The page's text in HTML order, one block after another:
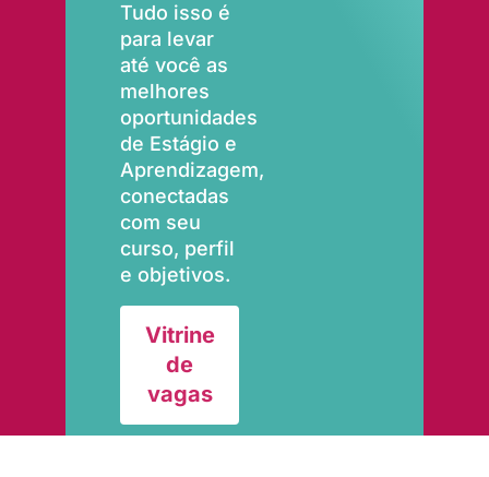
Tudo isso é
para levar
até você as
melhores
oportunidades
de Estágio e
Aprendizagem,
conectadas
com seu
curso, perfil
e objetivos.
Vitrine
de
vagas